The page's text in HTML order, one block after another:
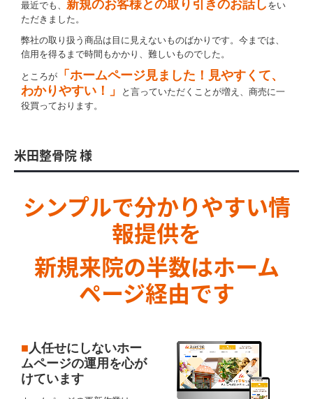
最近でも、 新規のお客様との取り引きのお話し をい
ただきました。
弊社の取り扱う商品は目に見えないものばかりです。今までは、
信用を得るまで時間もかかり、難しいものでした。
ところが
「ホームページ見ました！見やすくて、
わかりやすい！」
と言っていただくことが増え、商売に一
役買っております。
米田整骨院 様
シンプルで分かりやすい情
報提供を
新規来院の半数はホーム
ページ経由です
■ 人任せにしないホー
ムページの運用を心が
けています